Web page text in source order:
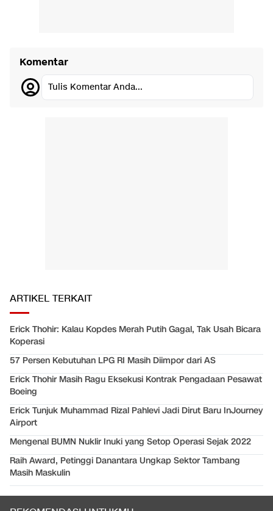
Komentar
Tulis Komentar Anda...
ARTIKEL TERKAIT
Erick Thohir: Kalau Kopdes Merah Putih Gagal, Tak Usah Bicara
Koperasi
57 Persen Kebutuhan LPG RI Masih Diimpor dari AS
Erick Thohir Masih Ragu Eksekusi Kontrak Pengadaan Pesawat
Boeing
Erick Tunjuk Muhammad Rizal Pahlevi Jadi Dirut Baru InJourney
Airport
Mengenal BUMN Nuklir Inuki yang Setop Operasi Sejak 2022
Raih Award, Petinggi Danantara Ungkap Sektor Tambang
Masih Maskulin